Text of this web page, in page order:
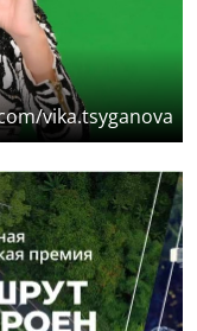
vika.tsyganova